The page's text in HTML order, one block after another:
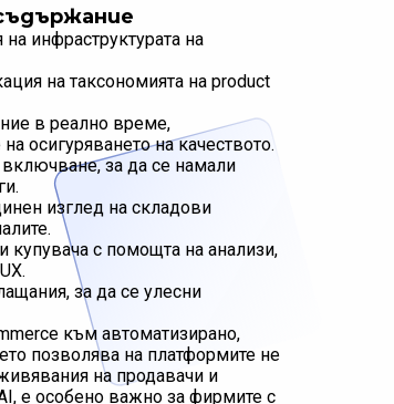
инфраструктурата на
на таксономията на product
в реално време,
осигуряването на качеството.
включване, за да се намали
изглед на складови
купувача с помощта на анализи,
за да се улесни
към автоматизирано,
позволява на платформите не
на продавачи и
е особено важно за фирмите с